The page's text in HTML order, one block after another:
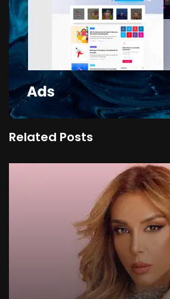
Related Posts